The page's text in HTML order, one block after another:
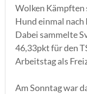
Wolken Kämpften
Hund einmal
Dabei sammelte
46,33pkt für den
Arbeitstag als
Am Sonntag war